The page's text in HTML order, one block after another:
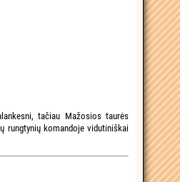
tačiau Mažosios taurės
komandoje vidutiniškai